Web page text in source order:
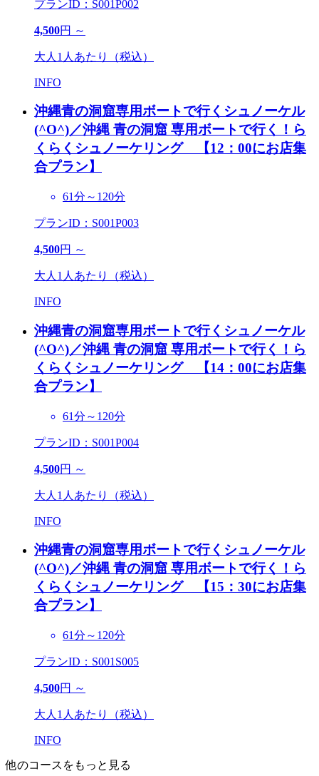
プランID：S001P002
4,500円 ～
大人1人あたり（税込）
INFO
沖縄青の洞窟専用ボートで行くシュノーケル
(^O^)／沖縄 青の洞窟 専用ボートで行く！ら
くらくシュノーケリング 【12：00にお店集
合プラン】
61分～120分
プランID：S001P003
4,500円 ～
大人1人あたり（税込）
INFO
沖縄青の洞窟専用ボートで行くシュノーケル
(^O^)／沖縄 青の洞窟 専用ボートで行く！ら
くらくシュノーケリング 【14：00にお店集
合プラン】
61分～120分
プランID：S001P004
4,500円 ～
大人1人あたり（税込）
INFO
沖縄青の洞窟専用ボートで行くシュノーケル
(^O^)／沖縄 青の洞窟 専用ボートで行く！ら
くらくシュノーケリング 【15：30にお店集
合プラン】
61分～120分
プランID：S001S005
4,500円 ～
大人1人あたり（税込）
INFO
他のコースをもっと見る